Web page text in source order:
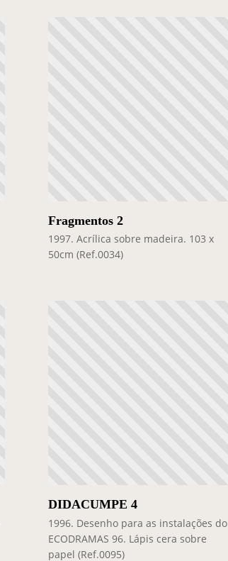
Fragmentos 2
1997. Acrílica sobre madeira. 103 x
50cm (Ref.0034)
DIDACUMPE 4
1996. Desenho para as instalações do
ECODRAMAS 96. Lápis cera sobre
papel (Ref.0095)